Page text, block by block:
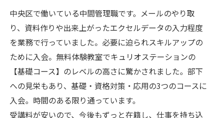
中央区で働いている中間管理職です。メールのやり取
り、資料作りや出来上がったエクセルデータの入力程度
を業務で行っていました。必要に迫られスキルアップの
ために入会。無料体験教室でキュリオステーションの
【基礎コース】のレベルの高さに驚かされました。部下
への見栄もあり、基礎・資格対策・応用の3つのコースに
入会。時間のある限り通っています。
受講料が安いので、今後もずっと在籍し、仕事を持ち込